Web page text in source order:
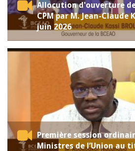
Allocution d'ouverture
CPM par M. Jean-Claude
juin 2026
Première session
Ministres de l’Union au